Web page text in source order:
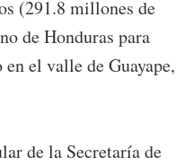
(291.8 millones de
de Honduras para
el valle de Guayape,
de la Secretaría de